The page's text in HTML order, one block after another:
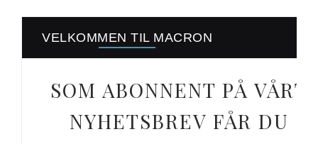
VELKOMMEN TIL MACRON
SOM ABONNENT PÅ VÅRT
NYHETSBREV FÅR DU